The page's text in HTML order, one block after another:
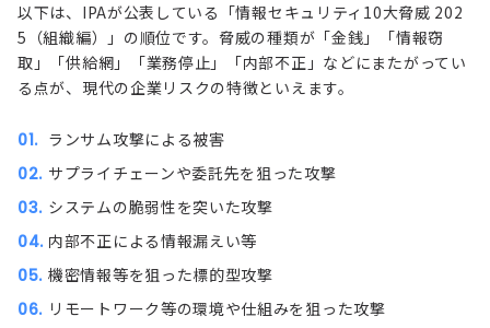
以下は、IPAが公表している「情報セキュリティ10大脅威 202
5（組織編）」の順位です。脅威の種類が「金銭」「情報窃
取」「供給網」「業務停止」「内部不正」などにまたがってい
る点が、現代の企業リスクの特徴といえます。
ランサム攻撃による被害
サプライチェーンや委託先を狙った攻撃
システムの脆弱性を突いた攻撃
内部不正による情報漏えい等
機密情報等を狙った標的型攻撃
リモートワーク等の環境や仕組みを狙った攻撃